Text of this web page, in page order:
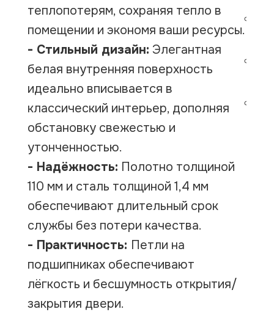
теплопотерям, сохраняя тепло в
помещении и экономя ваши ресурсы.
- Стильный дизайн: Элегантная
белая внутренняя поверхность
идеально вписывается в
классический интерьер, дополняя
обстановку свежестью и
утонченностью.
- Надёжность: Полотно толщиной
110 мм и сталь толщиной 1,4 мм
обеспечивают длительный срок
службы без потери качества.
- Практичность: Петли на
подшипниках обеспечивают
лёгкость и бесшумность открытия/
закрытия двери.